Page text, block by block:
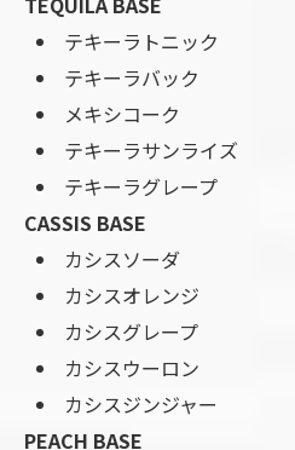
テキーラトニック
テキーラバック
メキシコーク
テキーラサンライズ
テキーラグレープ
CASSIS BASE
カシスソーダ
カシスオレンジ
カシスグレープ
カシスウーロン
カシスジンジャー
PEACH BASE